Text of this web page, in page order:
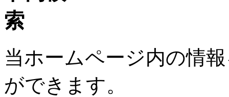
当ホームページ内の情
ができます。